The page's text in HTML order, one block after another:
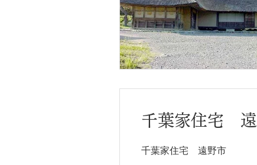
千葉家住宅
千葉家住宅 遠野市